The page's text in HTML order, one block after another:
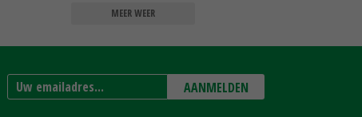
MEER WEER
AANMELDEN